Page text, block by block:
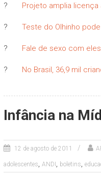
? Projeto amplia
? Teste do Olhinho
? Fale de sexo com eles
? No Brasil, 36,9 mil
Infância na
12 de agosto de 2011
adolescentes, ANDI, boletins,